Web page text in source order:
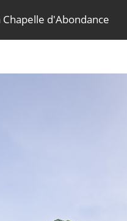
Chapelle d'Abondance